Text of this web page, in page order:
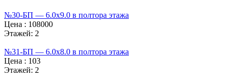
№30-БП — 6.0х9.0 в полтора этажа
Цена : 108000
Этажей: 2
№31-БП — 6.0х8.0 в полтора этажа
Цена : 103
Этажей: 2